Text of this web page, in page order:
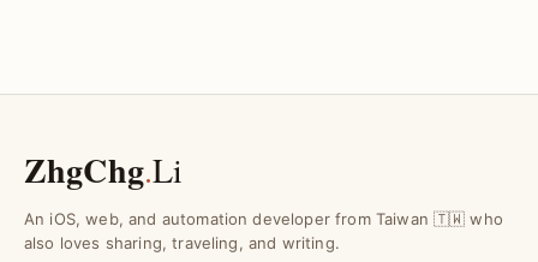
ZhgChg.Li
An iOS, web, and automation developer from Taiwan 🇹🇼 who
also loves sharing, traveling, and writing.